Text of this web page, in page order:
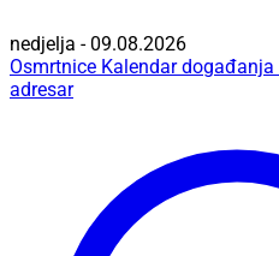
nedjelja - 09.08.2026
Osmrtnice Kalendar događanja
adresar